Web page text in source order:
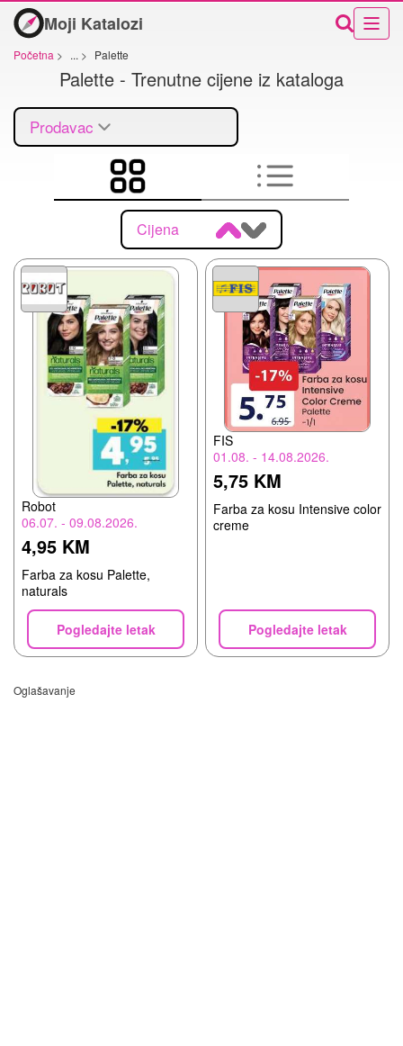
Moji Katalozi
Početna > ... > Palette
Palette - Trenutne cijene iz kataloga
Prodavac
Cijena
Robot
06.07. - 09.08.2026.
4,95 KM
Farba za kosu Palette,
naturals
Pogledajte letak
FIS
01.08. - 14.08.2026.
5,75 KM
Farba za kosu Intensive color
creme
Pogledajte letak
Oglašavanje